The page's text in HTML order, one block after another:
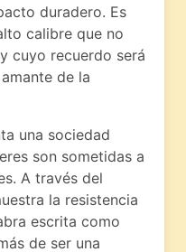
duradero. Es
calibre que no
cuyo recuerdo será
de la
una sociedad
son sometidas a
A través del
la resistencia
escrita como
de ser una